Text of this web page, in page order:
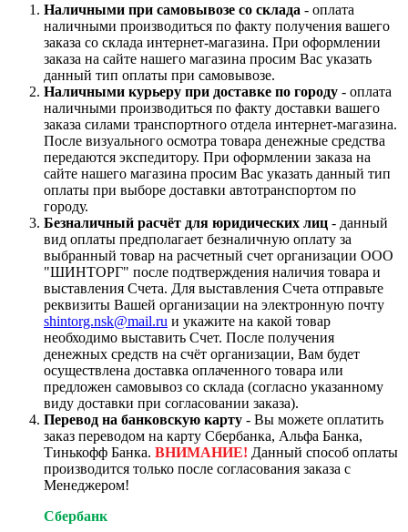
Наличными при самовывозе со склада - оплата
наличными производиться по факту получения вашего
заказа со склада интернет-магазина. При оформлении
заказа на сайте нашего магазина просим Вас указать
данный тип оплаты при самовывозе.
Наличными курьеру при доставке по городу - оплата
наличными производиться по факту доставки вашего
заказа силами транспортного отдела интернет-магазина.
После визуального осмотра товара денежные средства
передаются экспедитору. При оформлении заказа на
сайте нашего магазина просим Вас указать данный тип
оплаты при выборе доставки автотранспортом по
городу.
Безналичный расчёт для юридических лиц - данный
вид оплаты предполагает безналичную оплату за
выбранный товар на расчетный счет организации ООО
"ШИНТОРГ" после подтверждения наличия товара и
выставления Счета. Для выставления Счета отправьте
реквизиты Вашей организации на электронную почту
shintorg.nsk@mail.ru и укажите на какой товар
необходимо выставить Счет. После получения
денежных средств на счёт организации, Вам будет
осуществлена доставка оплаченного товара или
предложен самовывоз со склада (согласно указанному
виду доставки при согласовании заказа).
Перевод на банковскую карту - Вы можете оплатить
заказ переводом на карту Сбербанка, Альфа Банка,
Тинькофф Банка. ВНИМАНИЕ! Данный способ оплаты
производится только после согласования заказа с
Менеджером!
Сбербанк